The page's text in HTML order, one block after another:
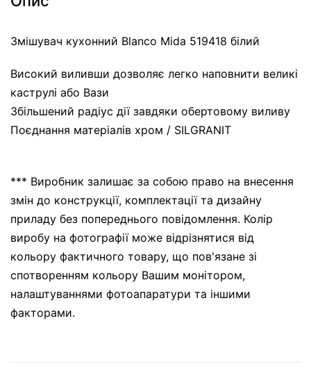
Змішувач кухонний Blanco Mida 519418 білий
Високий виливши дозволяє легко наповнити великі
каструлі або Вази
Збільшений радіус дії завдяки обертовому виливу
Поєднання матеріалів хром / SILGRANIT
*** Виробник залишає за собою право на внесення
змін до конструкції, комплектації та дизайну
приладу без попереднього повідомлення. Колір
виробу на фотографії може відрізнятися від
кольору фактичного товару, що пов'язане зі
спотворенням кольору Вашим монітором,
налаштуваннями фотоапаратури та іншими
факторами.